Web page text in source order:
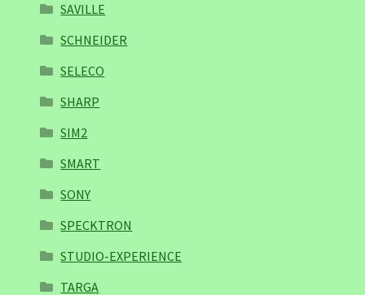
SAVILLE
SCHNEIDER
SELECO
SHARP
SIM2
SMART
SONY
SPECKTRON
STUDIO-EXPERIENCE
TARGA